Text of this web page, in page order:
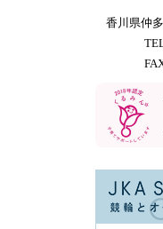
香川県仲